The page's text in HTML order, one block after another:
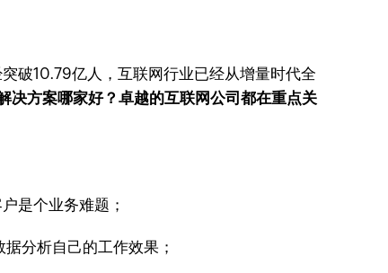
破10.79亿人，互联网行业已经从增量时代全
决方案哪家好？卓越的互联网公司都在重点关
是个业务难题；
分析自己的工作效果；